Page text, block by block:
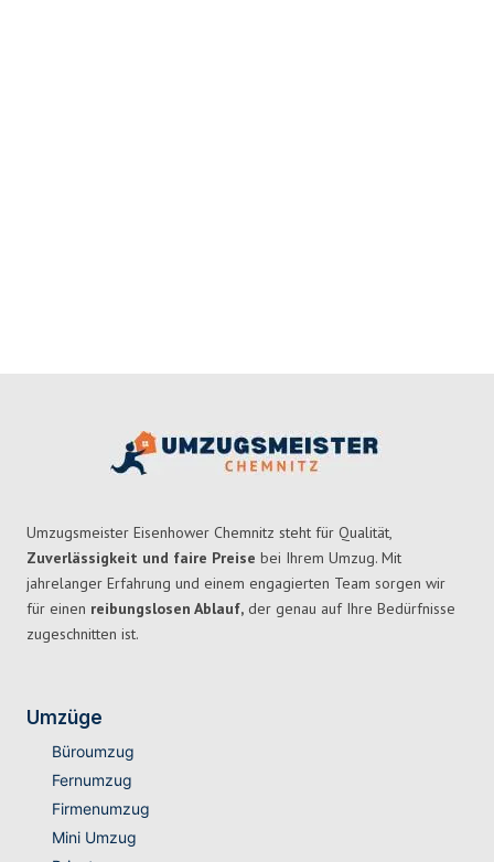
Umzugsmeister Eisenhower Chemnitz steht für Qualität,
Zuverlässigkeit und faire Preise bei Ihrem Umzug. Mit
jahrelanger Erfahrung und einem engagierten Team sorgen wir
für einen reibungslosen Ablauf, der genau auf Ihre Bedürfnisse
zugeschnitten ist.
Umzüge
Büroumzug
Fernumzug
Firmenumzug
Mini Umzug